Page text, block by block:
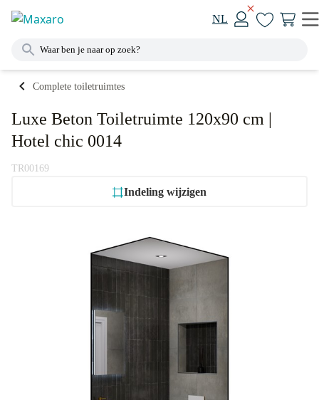
NL
Complete toiletruimtes
Luxe Beton Toiletruimte 120x90 cm |
Hotel chic 0014
TR00169
Indeling wijzigen